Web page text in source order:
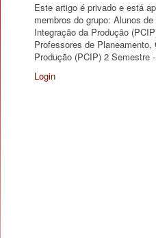
Este artigo é privado e está
membros do grupo: Alunos
Integração da Produção
Professores de
Produção (PCIP) 2 Semestre
Login